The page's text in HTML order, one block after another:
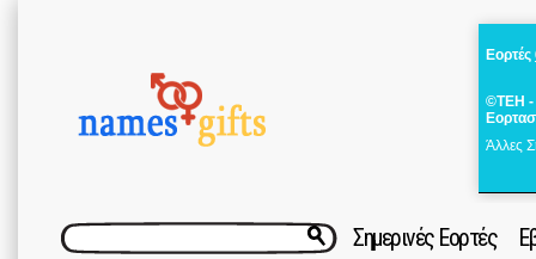
Εορτές
©ΤΕΗ -
Άλλες
Σημερινές Εορτές